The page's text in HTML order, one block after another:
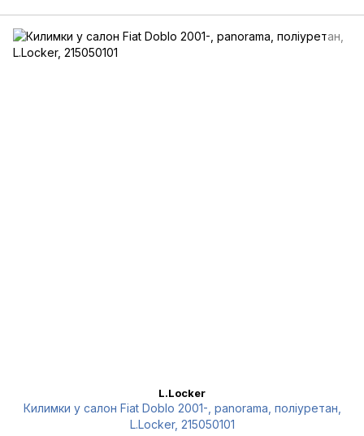
L.Locker
Килимки у салон Fiat Doblo 2001-, panorama, поліуретан,
L.Locker, 215050101